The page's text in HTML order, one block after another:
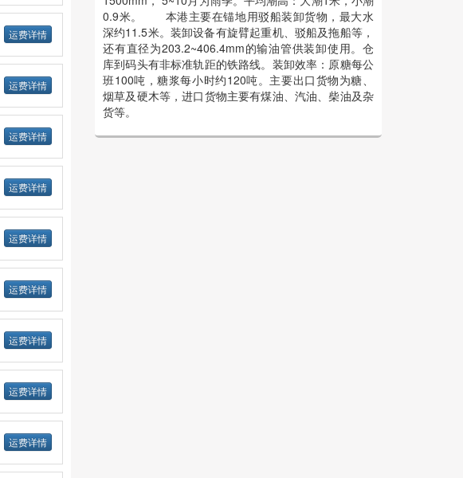
运费详情
运费详情
运费详情
运费详情
运费详情
运费详情
运费详情
运费详情
运费详情
0.9米。 本港主要在锚地用驳船装卸货物，最大水
深约11.5米。装卸设备有旋臂起重机、驳船及拖船等，
还有直径为203.2~406.4mm的输油管供装卸使用。仓
库到码头有非标准轨距的铁路线。装卸效率：原糖每公
班100吨，糖浆每小时约120吨。主要出口货物为糖、
烟草及硬木等，进口货物主要有煤油、汽油、柴油及杂
货等。